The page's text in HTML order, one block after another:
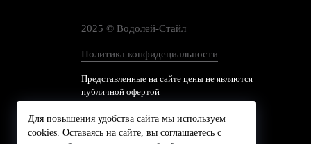
2025 © Водолей-Cтайл
Политика конфидециальности
Представленные на сайте цены не являются
публичной офертой
Для повышения удобства сайта мы используем
cookies. Оставаясь на сайте, вы соглашаетесь с